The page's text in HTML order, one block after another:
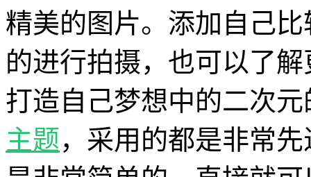
精美的图片。添加自己
的进行拍摄，也可以了
打造自己梦想中的二次
主题，采用的都是非常